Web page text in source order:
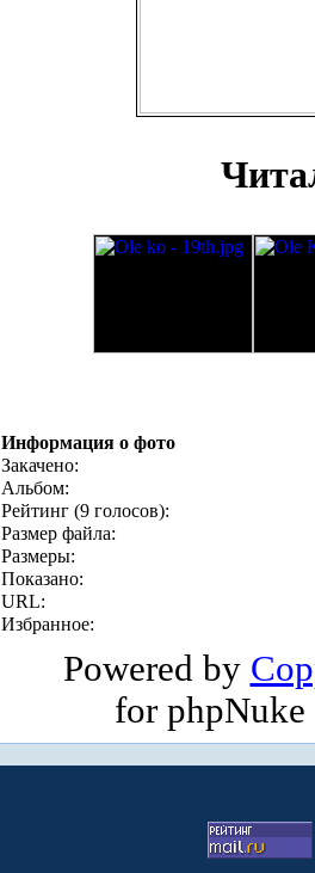
Информация о фото
Закачено:
Альбом:
Рейтинг (9 голосов):
Размер файла:
Размеры:
Показано:
URL:
Избранное:
Powered by
for